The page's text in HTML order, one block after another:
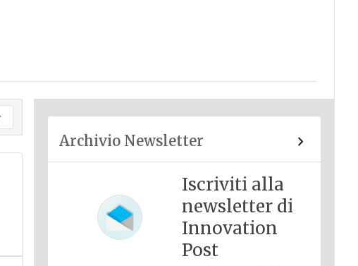
Archivio Newsletter
Iscriviti alla
newsletter di
Innovation
Post